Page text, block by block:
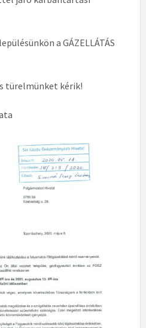
a GÁZELLÁTÁS
türelmünket kérik!